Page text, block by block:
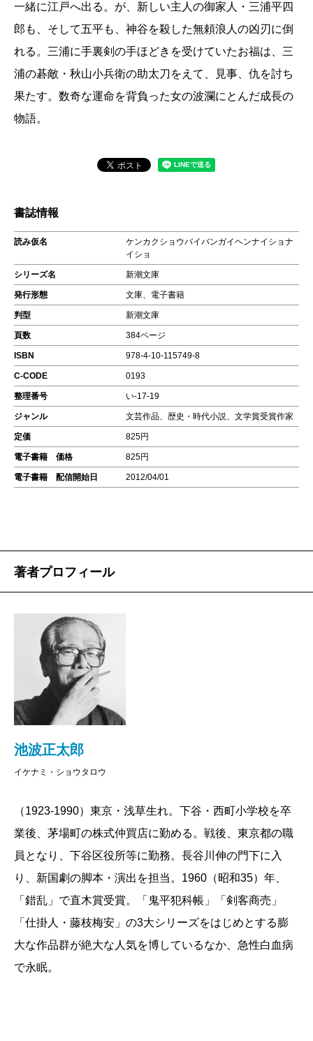
一緒に江戸へ出る。が、新しい主人の御家人・三浦平四
郎も、そして五平も、神谷を殺した無頼浪人の凶刃に倒
れる。三浦に手裏剣の手ほどきを受けていたお福は、三
浦の碁敵・秋山小兵衛の助太刀をえて、見事、仇を討ち
果たす。数奇な運命を背負った女の波瀾にとんだ成長の
物語。
書誌情報
読み仮名
ケンカクショウバイバンガイヘンナイショナ
イショ
シリーズ名 新潮文庫
発行形態 文庫、電子書籍
判型 新潮文庫
頁数 384ページ
ISBN 978-4-10-115749-8
C-CODE 0193
整理番号 い-17-19
ジャンル 文芸作品、歴史・時代小説、文学賞受賞作家
定価 825円
電子書籍 価格 825円
電子書籍 配信開始日 2012/04/01
著者プロフィール
池波正太郎
イケナミ・ショウタロウ
（1923-1990）東京・浅草生れ。下谷・西町小学校を卒
業後、茅場町の株式仲買店に勤める。戦後、東京都の職
員となり、下谷区役所等に勤務。長谷川伸の門下に入
り、新国劇の脚本・演出を担当。1960（昭和35）年、
「錯乱」で直木賞受賞。「鬼平犯科帳」「剣客商売」
「仕掛人・藤枝梅安」の3大シリーズをはじめとする膨
大な作品群が絶大な人気を博しているなか、急性白血病
で永眠。